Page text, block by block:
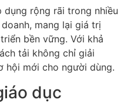
rộng rãi trong nhiều
mang lại giá trị
bền vững. Với khả
tải không chỉ giải
hội mới cho người dùng.
dục